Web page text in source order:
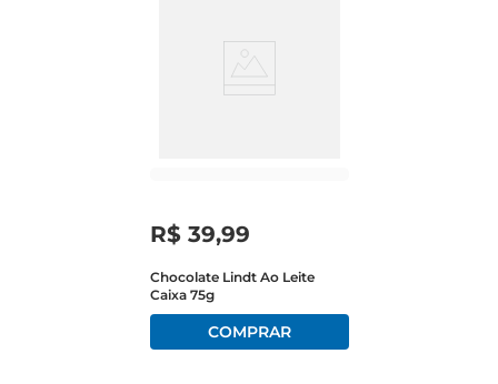
R$ 39,99
Chocolate Lindt Ao Leite
Caixa 75g